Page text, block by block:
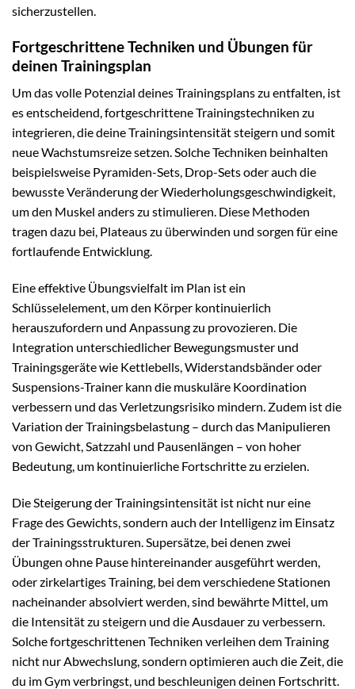
sicherzustellen.
Fortgeschrittene Techniken und Übungen für
deinen Trainingsplan
Um das volle Potenzial deines Trainingsplans zu entfalten, ist
es entscheidend, fortgeschrittene Trainingstechniken zu
integrieren, die deine Trainingsintensität steigern und somit
neue Wachstumsreize setzen. Solche Techniken beinhalten
beispielsweise Pyramiden-Sets, Drop-Sets oder auch die
bewusste Veränderung der Wiederholungsgeschwindigkeit,
um den Muskel anders zu stimulieren. Diese Methoden
tragen dazu bei, Plateaus zu überwinden und sorgen für eine
fortlaufende Entwicklung.
Eine effektive Übungsvielfalt im Plan ist ein
Schlüsselelement, um den Körper kontinuierlich
herauszufordern und Anpassung zu provozieren. Die
Integration unterschiedlicher Bewegungsmuster und
Trainingsgeräte wie Kettlebells, Widerstandsbänder oder
Suspensions-Trainer kann die muskuläre Koordination
verbessern und das Verletzungsrisiko mindern. Zudem ist die
Variation der Trainingsbelastung – durch das Manipulieren
von Gewicht, Satzzahl und Pausenlängen – von hoher
Bedeutung, um kontinuierliche Fortschritte zu erzielen.
Die Steigerung der Trainingsintensität ist nicht nur eine
Frage des Gewichts, sondern auch der Intelligenz im Einsatz
der Trainingsstrukturen. Supersätze, bei denen zwei
Übungen ohne Pause hintereinander ausgeführt werden,
oder zirkelartiges Training, bei dem verschiedene Stationen
nacheinander absolviert werden, sind bewährte Mittel, um
die Intensität zu steigern und die Ausdauer zu verbessern.
Solche fortgeschrittenen Techniken verleihen dem Training
nicht nur Abwechslung, sondern optimieren auch die Zeit, die
du im Gym verbringst, und beschleunigen deinen Fortschritt.